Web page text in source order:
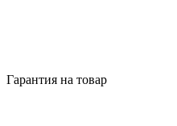
Гарантия на товар